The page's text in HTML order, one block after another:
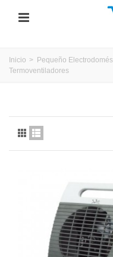
Inicio > Pequeño
Termoventiladores